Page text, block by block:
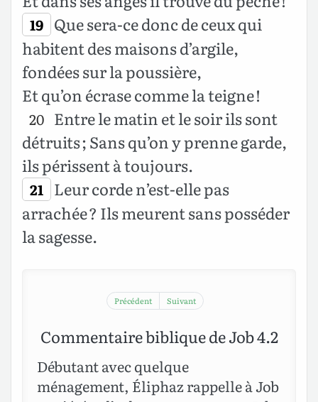
19 Que sera-ce donc de ceux qui
habitent des maisons d’argile,
fondées sur la poussière,
Et qu’on écrase comme la teigne !
20 Entre le matin et le soir ils sont
détruits ; Sans qu’on y prenne garde,
ils périssent à toujours.
21 Leur corde n’est-elle pas
arrachée ? Ils meurent sans posséder
la sagesse.
Précédent Suivant
Commentaire biblique de Job 4.2
Débutant avec quelque
ménagement, Éliphaz rappelle à Job